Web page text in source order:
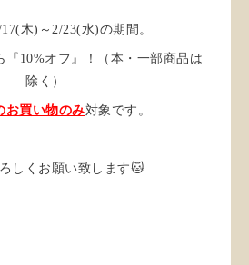
木)～2/23(水)の期間。
『10%オフ』！（本・一部商品は
除く）
お買い物のみ対象です。
しくお願い致します🐱